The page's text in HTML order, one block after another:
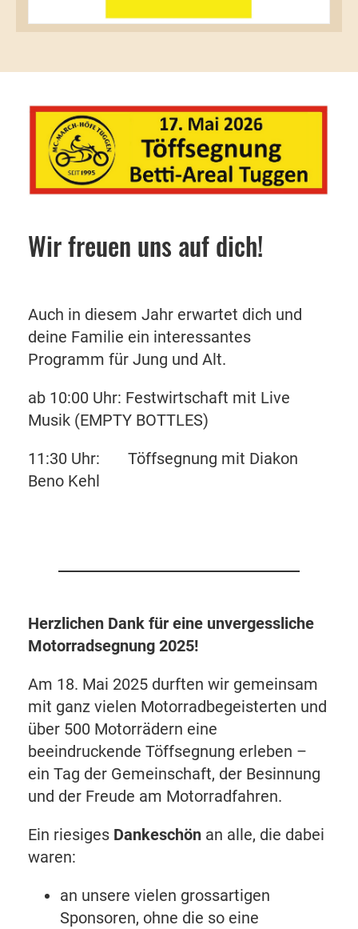
Wir freuen uns auf dich!
Auch in diesem Jahr erwartet dich und
deine Familie ein interessantes
Programm für Jung und Alt.
ab 10:00 Uhr: Festwirtschaft mit Live
Musik (EMPTY BOTTLES)
11:30 Uhr: Töffsegnung mit Diakon
Beno Kehl
Herzlichen Dank für eine unvergessliche
Motorradsegnung 2025!
Am 18. Mai 2025 durften wir gemeinsam
mit ganz vielen Motorradbegeisterten und
über 500 Motorrädern eine
beeindruckende Töffsegnung erleben –
ein Tag der Gemeinschaft, der Besinnung
und der Freude am Motorradfahren.
Ein riesiges Dankeschön an alle, die dabei
waren:
an unsere vielen grossartigen
Sponsoren, ohne die so eine